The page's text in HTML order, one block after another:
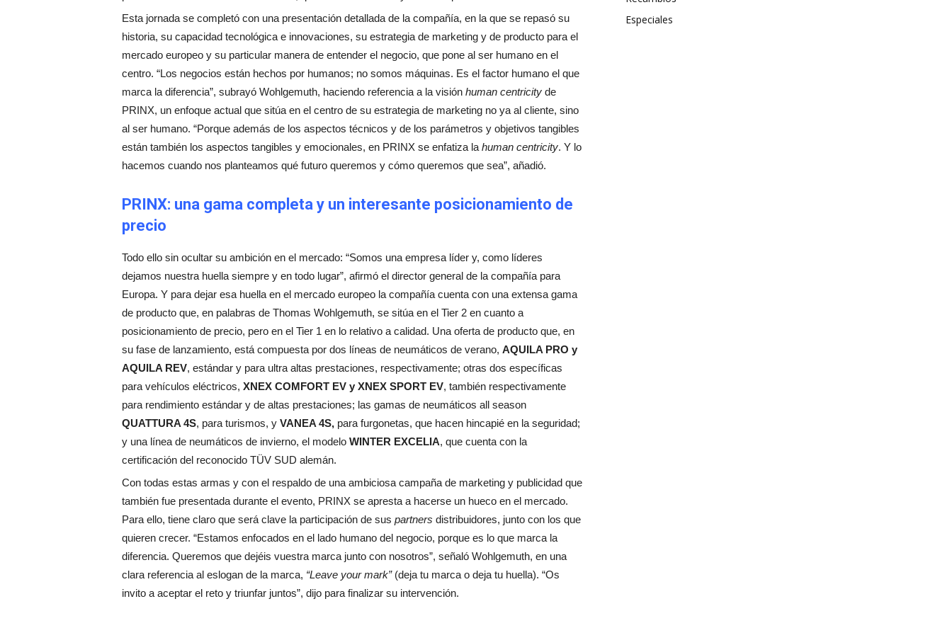
Esta jornada se completó con una presentación detallada de la compañía, en la que se repasó su
historia, su capacidad tecnológica e innovaciones, su estrategia de marketing y de producto para el
mercado europeo y su particular manera de entender el negocio, que pone al ser humano en el
centro. “Los negocios están hechos por humanos; no somos máquinas. Es el factor humano el que
marca la diferencia”, subrayó Wohlgemuth, haciendo referencia a la visión human centricity de
PRINX, un enfoque actual que sitúa en el centro de su estrategia de marketing no ya al cliente, sino
al ser humano. “Porque además de los aspectos técnicos y de los parámetros y objetivos tangibles
están también los aspectos tangibles y emocionales, en PRINX se enfatiza la human centricity. Y lo
hacemos cuando nos planteamos qué futuro queremos y cómo queremos que sea”, añadió.
PRINX: una gama completa y un interesante posicionamiento de
precio
Todo ello sin ocultar su ambición en el mercado: “Somos una empresa líder y, como líderes
dejamos nuestra huella siempre y en todo lugar”, afirmó el director general de la compañía para
Europa. Y para dejar esa huella en el mercado europeo la compañía cuenta con una extensa gama
de producto que, en palabras de Thomas Wohlgemuth, se sitúa en el Tier 2 en cuanto a
posicionamiento de precio, pero en el Tier 1 en lo relativo a calidad. Una oferta de producto que, en
su fase de lanzamiento, está compuesta por dos líneas de neumáticos de verano, AQUILA PRO y
AQUILA REV, estándar y para ultra altas prestaciones, respectivamente; otras dos específicas
para vehículos eléctricos, XNEX COMFORT EV y XNEX SPORT EV, también respectivamente
para rendimiento estándar y de altas prestaciones; las gamas de neumáticos all season
QUATTURA 4S, para turismos, y VANEA 4S, para furgonetas, que hacen hincapié en la seguridad;
y una línea de neumáticos de invierno, el modelo WINTER EXCELIA, que cuenta con la
certificación del reconocido TÜV SUD alemán.
Con todas estas armas y con el respaldo de una ambiciosa campaña de marketing y publicidad que
también fue presentada durante el evento, PRINX se apresta a hacerse un hueco en el mercado.
Para ello, tiene claro que será clave la participación de sus partners distribuidores, junto con los que
quieren crecer. “Estamos enfocados en el lado humano del negocio, porque es lo que marca la
diferencia. Queremos que dejéis vuestra marca junto con nosotros”, señaló Wohlgemuth, en una
clara referencia al eslogan de la marca, “Leave your mark”(deja tu marca o deja tu huella). “Os
invito a aceptar el reto y triunfar juntos”, dijo para finalizar su intervención.
Especiales